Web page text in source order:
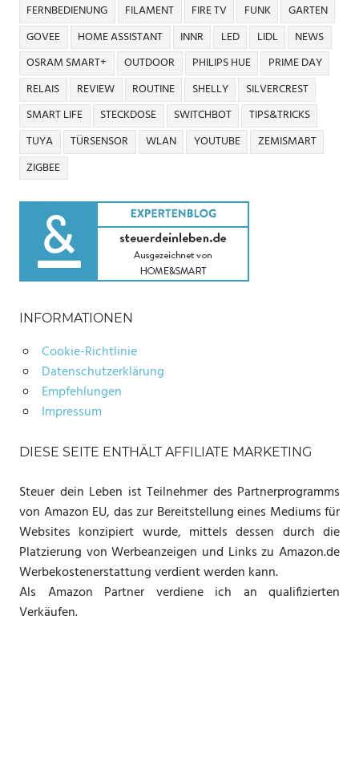
FERNBEDIENUNG
FILAMENT FIRE TV FUNK
GARTEN
GOVEE
HOME ASSISTANT INNR LED LIDL
NEWS
OSRAM SMART+
OUTDOOR PHILIPS HUE
PRIME DAY
RELAIS
REVIEW ROUTINE SHELLY
SILVERCREST
SMART LIFE
STECKDOSE SWITCHBOT
TIPS&TRICKS
TUYA
TÜRSENSOR WLAN YOUTUBE
ZEMISMART
ZIGBEE
INFORMATIONEN
Cookie-Richtlinie
Datenschutzerklärung
Empfehlungen
Impressum
DIESE SEITE ENTHÄLT AFFILIATE MARKETING
Steuer dein Leben ist Teilnehmer des Partnerprogramms
von Amazon EU, das zur Bereitstellung eines Mediums für
Websites konzipiert wurde, mittels dessen durch die
Platzierung von Werbeanzeigen und Links zu Amazon.de
Werbekostenerstattung verdient werden kann.
Als Amazon Partner verdiene ich an qualifizierten
Verkäufen.